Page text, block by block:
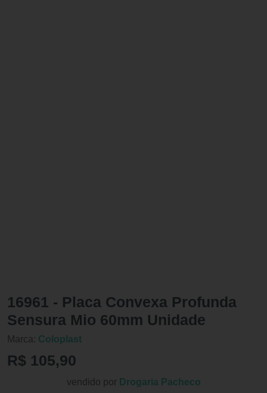
16961 - Placa Convexa Profunda
Sensura Mio 60mm Unidade
Marca: Coloplast
R$ 105,90
vendido por Drogaria Pacheco